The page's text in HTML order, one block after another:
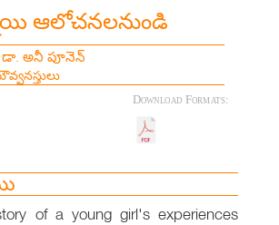
ఆలోచనలనుండి
డా. అనీ పూనెన్
Download Formats:
of a young girl's experiences